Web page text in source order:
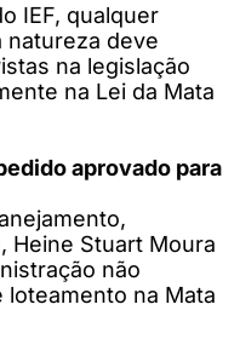
IEF, qualquer
natureza deve
na legislação
na Lei da Mata
aprovado para
Heine Stuart Moura
não
na Mata